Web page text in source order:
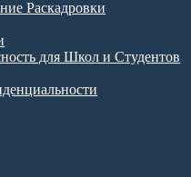
Раскадровки
для Школ и Студентов